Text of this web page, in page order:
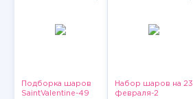
Подборка шаров
SaintValentine-49
Набор шаров на 23
февраля-2